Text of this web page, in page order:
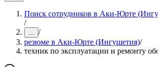
Поиск сотрудников в Аки-Юрте
/
... /
резюме в Аки-Юрте (Ингушетия)/
техник по эксплуатации и ремонту